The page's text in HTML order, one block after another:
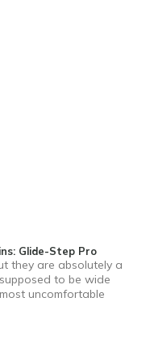
Glide-Step Pro
they are absolutely a
to be wide
uncomfortable